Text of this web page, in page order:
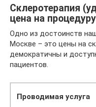
Склеротерапия
цена на процедуру
Одно из достоинств
Москве – это цены на
демократичны и
пациентов.
Проводимая услуга